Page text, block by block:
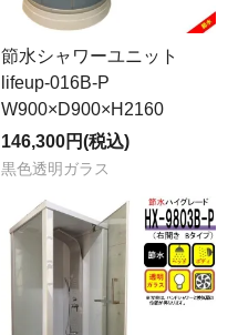
節水シャワーユニット
lifeup-016B-P
W900×D900×H2160
146,300円(税込)
黒色透明ガラス